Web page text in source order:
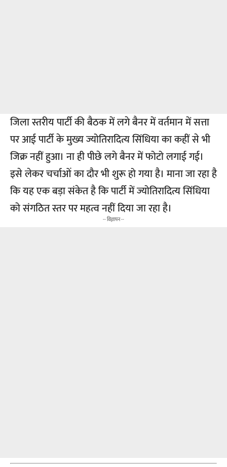
जिला स्तरीय पार्टी की बैठक में लगे बैनर में वर्तमान में सत्ता
पर आई पार्टी के मुख्य ज्योतिरादित्य सिंधिया का कहीं से भी
जिक्र नहीं हुआ। ना ही पीछे लगे बैनर में फोटो लगाई गई।
इसे लेकर चर्चाओं का दौर भी शुरू हो गया है। माना जा रहा है
कि यह एक बड़ा संकेत है कि पार्टी में ज्योतिरादित्य सिंधिया
को संगठित स्तर पर महत्व नहीं दिया जा रहा है।
-- विज्ञापन --